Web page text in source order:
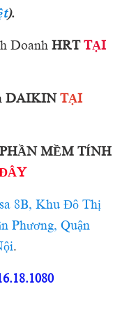
).
Doanh HRT TẠI
DAIKIN TẠI
MỀM TÍNH
8B, Khu Đô Thị
Phương, Quận
.